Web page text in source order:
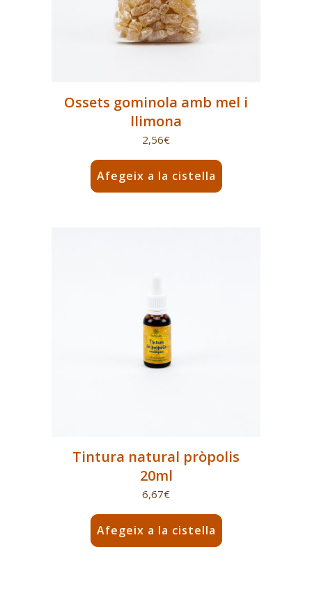
Ossets gominola amb mel i
llimona
2,56€
Afegeix a la cistella
Tintura natural pròpolis
20ml
6,67€
Afegeix a la cistella